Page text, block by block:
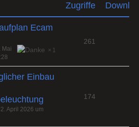
Zugriffe
Ecam
1
Mai
261
Einbau
April 2026 um
174